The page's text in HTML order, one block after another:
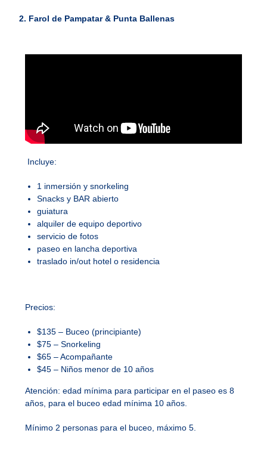
2. Farol de Pampatar & Punta Ballenas
Incluye:
1 inmersión y snorkeling
Snacks y BAR abierto
guiatura
alquiler de equipo deportivo
servicio de fotos
paseo en lancha deportiva
traslado in/out hotel o residencia
Precios:
$135 – Buceo (principiante)
$75 – Snorkeling
$65 – Acompañante
$45 – Niños menor de 10 años
Atención: edad mínima para participar en el paseo es 8
años, para el buceo edad mínima 10 años.
Mínimo 2 personas para el buceo, máximo 5.